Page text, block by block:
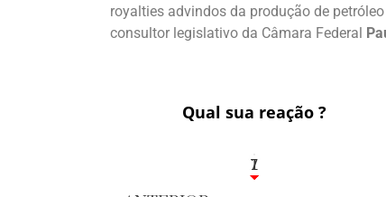
royalties advindos da produção de
consultor legislativo da Câmara Federal
Qual sua reação ?
1
7